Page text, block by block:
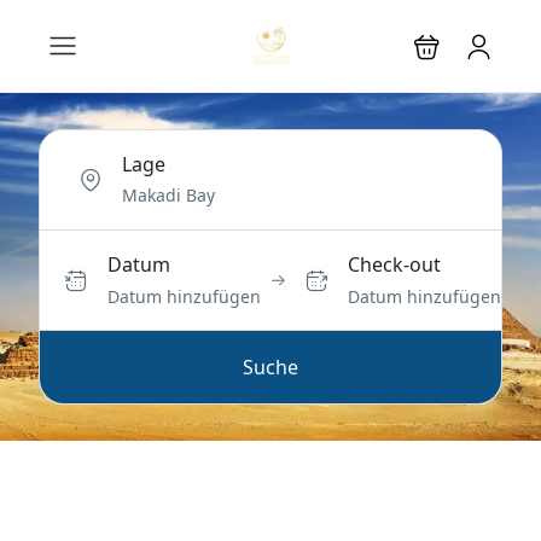
Lage
Datum
Datum hinzufügen
Check-out
Datum hinzufügen
Suche